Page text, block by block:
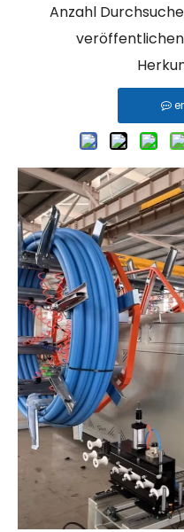
Anzahl